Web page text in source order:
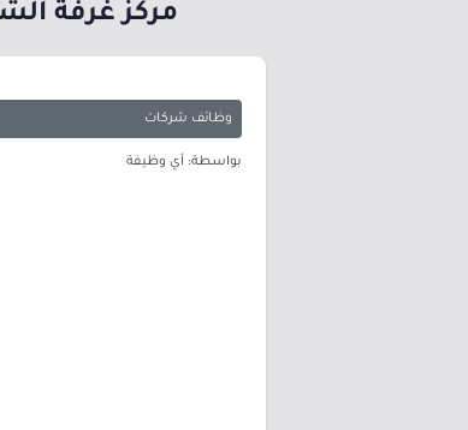
مركز غرفة
وظائف شركات
بواسطة: أي وظيفة